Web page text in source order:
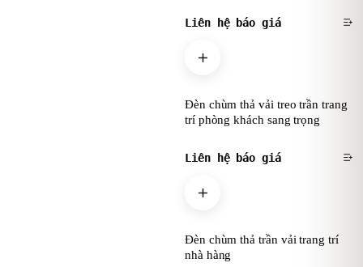
Liên hệ báo giá
Đèn chùm thả vải treo trần trang
trí phòng khách sang trọng
Liên hệ báo giá
Đèn chùm thả trần vải trang trí
nhà hàng